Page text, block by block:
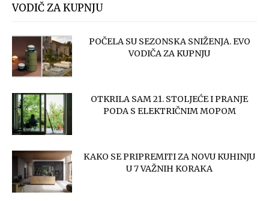
VODIČ ZA KUPNJU
POČELA SU SEZONSKA SNIŽENJA. EVO
VODIČA ZA KUPNJU
OTKRILA SAM 21. STOLJEĆE I PRANJE
PODA S ELEKTRIČNIM MOPOM
KAKO SE PRIPREMITI ZA NOVU KUHINJU
U 7 VAŽNIH KORAKA